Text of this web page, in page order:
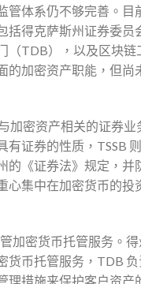
管体系仍不够完善。目
括得克萨斯州证券委员
（TDB），以及区块链
的加密资产职能，但尚
加密资产相关的证券
有证券的性质，TSSB
的《证券法》规定，并
心集中在加密货币的投
加密货币托管服务。
货币托管服务，TDB
理措施来保护客户资产